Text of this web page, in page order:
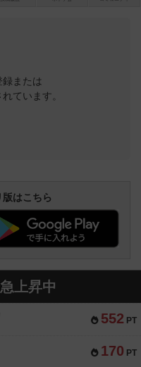
または
ています。
はこちら
上昇中
552 PT
170 PT